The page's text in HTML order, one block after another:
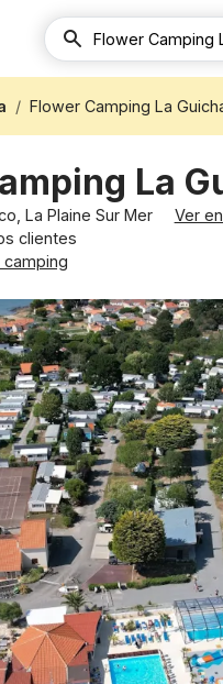
Flower Camping La
La
La Plaine Sur Mer
Ver
clientes